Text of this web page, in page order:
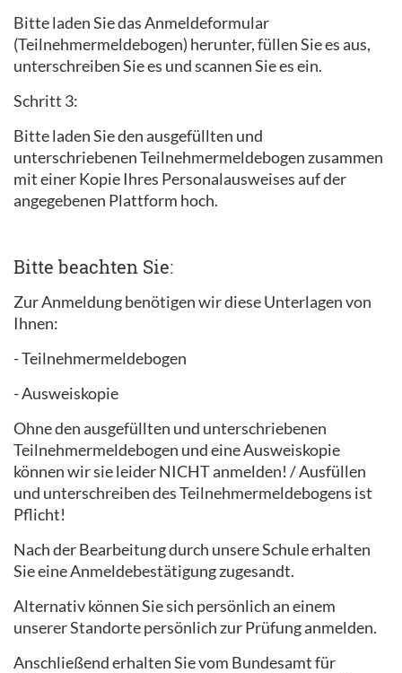
Bitte laden Sie das Anmeldeformular
(Teilnehmermeldebogen) herunter, füllen Sie es aus,
unterschreiben Sie es und scannen Sie es ein.
Schritt 3:
Bitte laden Sie den ausgefüllten und
unterschriebenen Teilnehmermeldebogen zusammen
mit einer Kopie Ihres Personalausweises auf der
angegebenen Plattform hoch.
Bitte beachten Sie:
Zur Anmeldung benötigen wir diese Unterlagen von
Ihnen:
- Teilnehmermeldebogen
- Ausweiskopie
Ohne den ausgefüllten und unterschriebenen
Teilnehmermeldebogen und eine Ausweiskopie
können wir sie leider NICHT anmelden! / Ausfüllen
und unterschreiben des Teilnehmermeldebogens ist
Pflicht!
Nach der Bearbeitung durch unsere Schule erhalten
Sie eine Anmeldebestätigung zugesandt.
Alternativ können Sie sich persönlich an einem
unserer Standorte persönlich zur Prüfung anmelden.
Anschließend erhalten Sie vom Bundesamt für